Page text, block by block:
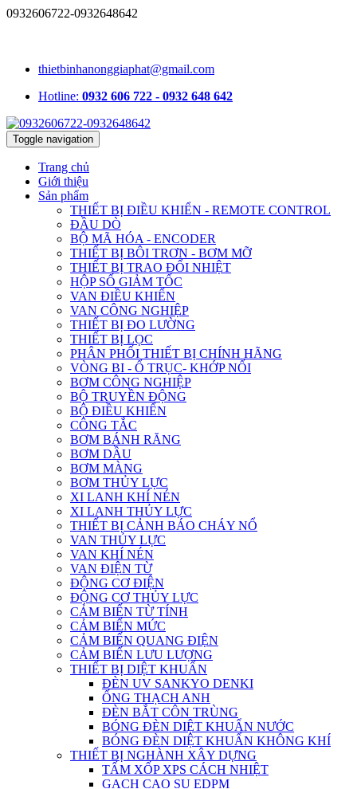
0932606722-0932648642
thietbinhanonggiaphat@gmail.com
Hotline: 0932 606 722 - 0932 648 642
Toggle navigation
Trang chủ
Giới thiệu
Sản phẩm
THIẾT BỊ ĐIỀU KHIỂN - REMOTE CONTROL
ĐẦU DÒ
BỘ MÃ HÓA - ENCODER
THIẾT BỊ BÔI TRƠN - BƠM MỠ
THIẾT BỊ TRAO ĐỔI NHIỆT
HỘP SỐ GIẢM TỐC
VAN ĐIỀU KHIỂN
VAN CÔNG NGHIỆP
THIẾT BỊ ĐO LƯỜNG
THIẾT BỊ LỌC
PHÂN PHỐI THIẾT BỊ CHÍNH HÃNG
VÒNG BI - Ổ TRỤC- KHỚP NỐI
BƠM CÔNG NGHIỆP
BỘ TRUYỀN ĐỘNG
BỘ ĐIỀU KHIỂN
CÔNG TẮC
BƠM BÁNH RĂNG
BƠM DẦU
BƠM MÀNG
BƠM THỦY LỰC
XI LANH KHÍ NÉN
XI LANH THỦY LỰC
THIẾT BỊ CẢNH BÁO CHÁY NỔ
VAN THỦY LỰC
VAN KHÍ NÉN
VAN ĐIỆN TỪ
ĐỘNG CƠ ĐIỆN
ĐỘNG CƠ THỦY LỰC
CẢM BIẾN TỪ TÍNH
CẢM BIẾN MỨC
CẢM BIẾN QUANG ĐIỆN
CẢM BIẾN LƯU LƯỢNG
THIẾT BỊ DIỆT KHUẨN
ĐÈN UV SANKYO DENKI
ỐNG THẠCH ANH
ĐÈN BẮT CÔN TRÙNG
BÓNG ĐÈN DIỆT KHUẨN NƯỚC
BÓNG ĐÈN DIỆT KHUẨN KHÔNG KHÍ
THIẾT BỊ NGHÀNH XÂY DỰNG
TẤM XỐP XPS CÁCH NHIỆT
GẠCH CAO SU EDPM